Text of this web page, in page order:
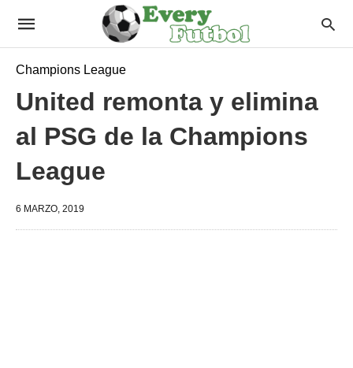
Champions League
United remonta y elimina
al PSG de la Champions
League
6 MARZO, 2019